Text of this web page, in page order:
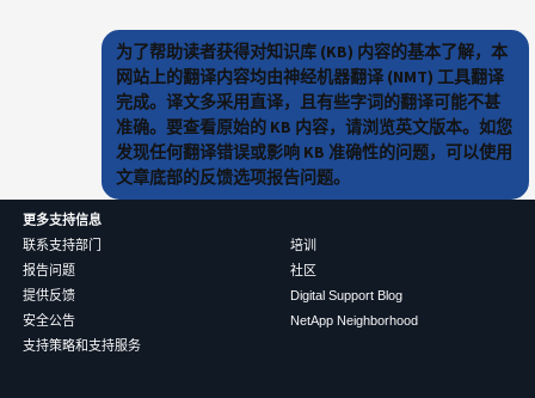
为了帮助读者获得对知识库 (KB) 内容的基本了解，本
网站上的翻译内容均由神经机器翻译 (NMT) 工具翻译
完成。译文多采用直译，且有些字词的翻译可能不甚
准确。要查看原始的 KB 内容，请浏览英文版本。如您
发现任何翻译错误或影响 KB 准确性的问题，可以使用
文章底部的反馈选项报告问题。
更多支持信息
联系支持部门
报告问题
提供反馈
安全公告
支持策略和支持服务
培训
社区
Digital Support Blog
NetApp Neighborhood